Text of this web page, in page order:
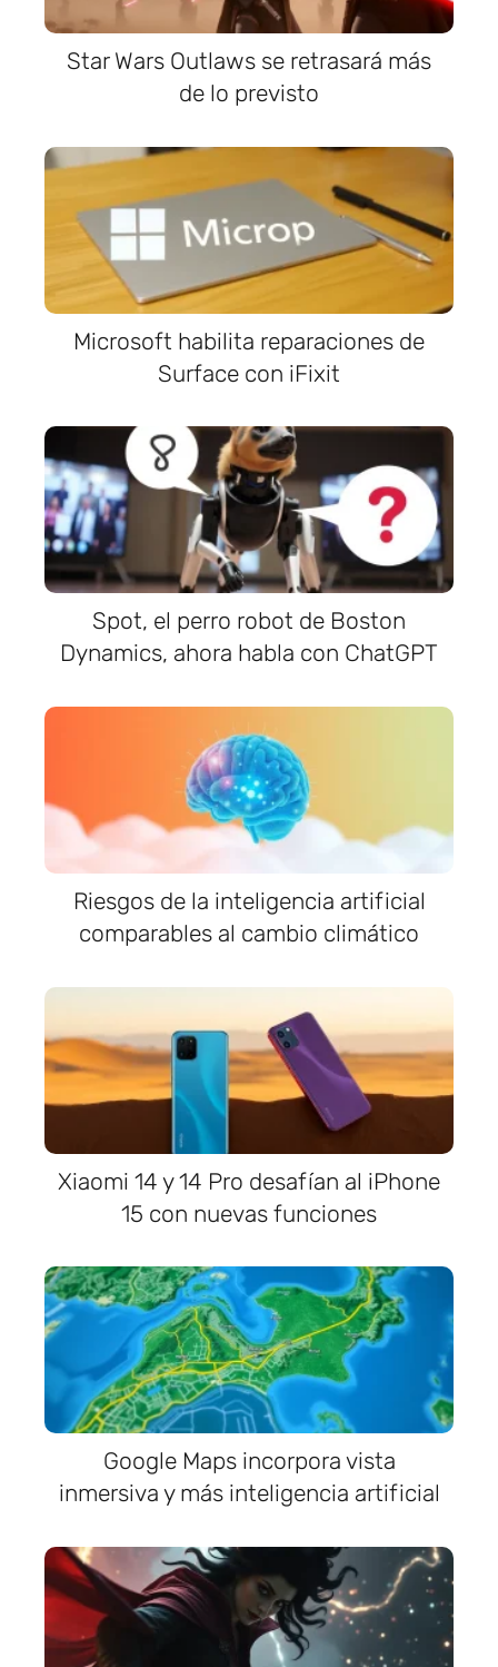
Star Wars Outlaws se retrasará más
de lo previsto
Microsoft habilita reparaciones de
Surface con iFixit
Spot, el perro robot de Boston
Dynamics, ahora habla con ChatGPT
Riesgos de la inteligencia artificial
comparables al cambio climático
Xiaomi 14 y 14 Pro desafían al iPhone
15 con nuevas funciones
Google Maps incorpora vista
inmersiva y más inteligencia artificial